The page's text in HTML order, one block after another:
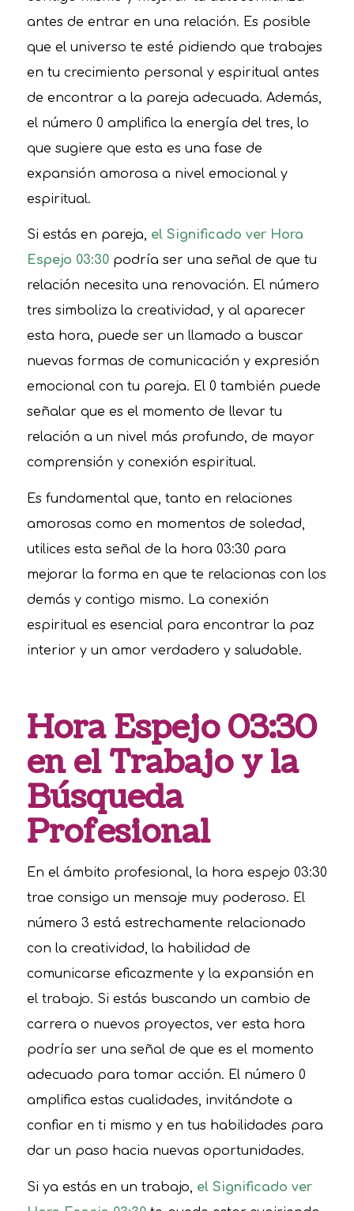
antes de entrar en una relación. Es posible
que el universo te esté pidiendo que trabajes
en tu crecimiento personal y espiritual antes
de encontrar a la pareja adecuada. Además,
el número 0 amplifica la energía del tres, lo
que sugiere que esta es una fase de
expansión amorosa a nivel emocional y
espiritual.
Si estás en pareja, el Significado ver Hora
Espejo 03:30 podría ser una señal de que tu
relación necesita una renovación. El número
tres simboliza la creatividad, y al aparecer
esta hora, puede ser un llamado a buscar
nuevas formas de comunicación y expresión
emocional con tu pareja. El 0 también puede
señalar que es el momento de llevar tu
relación a un nivel más profundo, de mayor
comprensión y conexión espiritual.
Es fundamental que, tanto en relaciones
amorosas como en momentos de soledad,
utilices esta señal de la hora 03:30 para
mejorar la forma en que te relacionas con los
demás y contigo mismo. La conexión
espiritual es esencial para encontrar la paz
interior y un amor verdadero y saludable.
Hora Espejo 03:30
en el Trabajo y la
Búsqueda
Profesional
En el ámbito profesional, la hora espejo 03:30
trae consigo un mensaje muy poderoso. El
número 3 está estrechamente relacionado
con la creatividad, la habilidad de
comunicarse eficazmente y la expansión en
el trabajo. Si estás buscando un cambio de
carrera o nuevos proyectos, ver esta hora
podría ser una señal de que es el momento
adecuado para tomar acción. El número 0
amplifica estas cualidades, invitándote a
confiar en ti mismo y en tus habilidades para
dar un paso hacia nuevas oportunidades.
Si ya estás en un trabajo, el Significado ver